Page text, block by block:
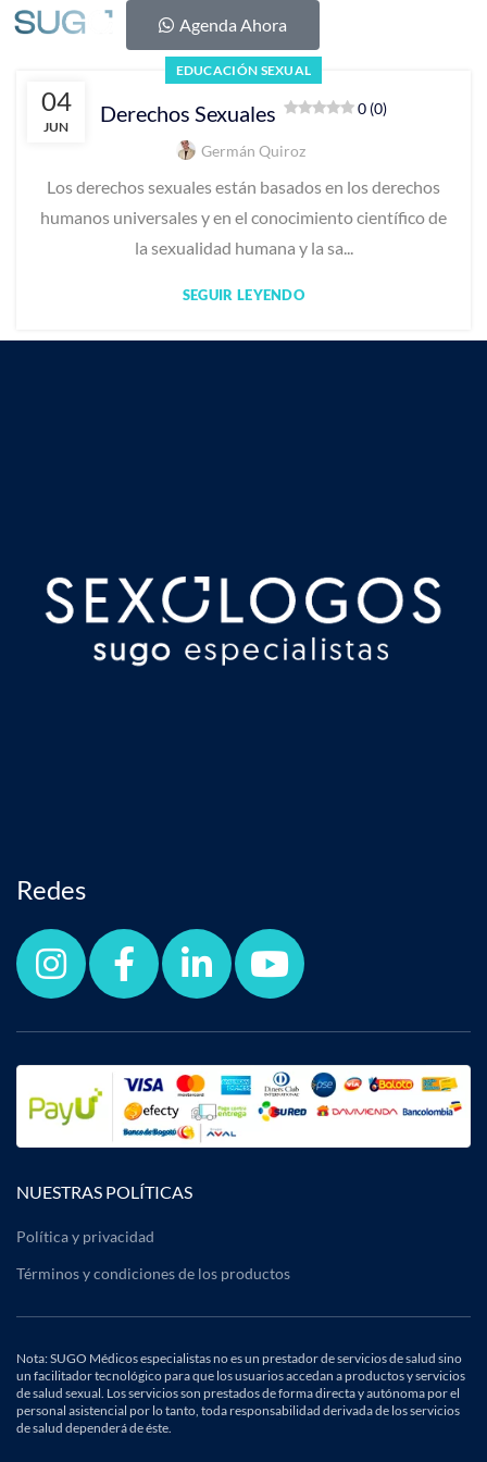
Agenda Ahora
04
JUN
EDUCACIÓN SEXUAL
Derechos Sexuales 0 (0)
Germán Quiroz
Los derechos sexuales están basados en los derechos
humanos universales y en el conocimiento científico de
la sexualidad humana y la sa...
SEGUIR LEYENDO
Redes
NUESTRAS POLÍTICAS
Política y privacidad
Términos y condiciones de los productos
Nota: SUGO Médicos especialistas no es un prestador de servicios de salud sino
un facilitador tecnológico para que los usuarios accedan a productos y servicios
de salud sexual. Los servicios son prestados de forma directa y autónoma por el
personal asistencial por lo tanto, toda responsabilidad derivada de los servicios
de salud dependerá de éste.